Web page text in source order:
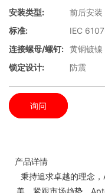
安装类型:
前后安装
标准:
IEC
连接螺母/螺钉: 黄铜镀镍
锁定设计:
防震
询问
产品详情
秉持追求卓越的理念
美。紧跟市场趋势，